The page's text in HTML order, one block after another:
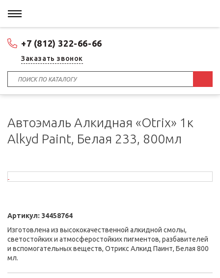
+7 (812) 322-66-66
Заказать звонок
Автоэмаль Алкидная «Otrix» 1к
Alkyd Paint, Белая 233, 800мл
Артикул: 34458764
Изготовлена из высококачественной алкидной смолы,
светостойких и атмосферостойких пигментов, разбавителей
и вспомогательных веществ, Отрикс Алкид Паинт, Белая 800
мл.